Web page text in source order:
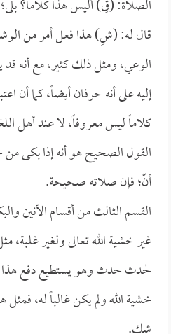
الصلاة: (قِ) أليس هذا كلاماً؟
قال له: (شِ) هذا فعل أمر من
الوعي، ومثل ذلك كثير، مع أنه
إليه على أنه حرفان أيضاً، كما أن
كلاماً ليس معروفاً، لا عند أهل
القول الصحيح هو أنه إذا بكى من
أنّ؛ فإن صلاته صحيحة.
القسم الثالث من أقسام الأنين
غير خشية الله تعالى ولغير غلبة،
لحدث حدث وهو يستطيع دفع هذا
خشية الله ولم يكن غالباً له،